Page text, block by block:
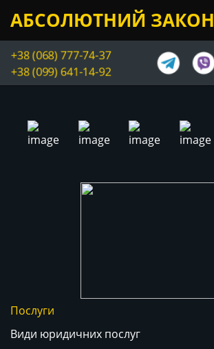
АБСОЛЮТНИЙ ЗАКОН
+38 (068) 777-74-37
+38 (099) 641-14-92
Послуги
Види юридичних послуг